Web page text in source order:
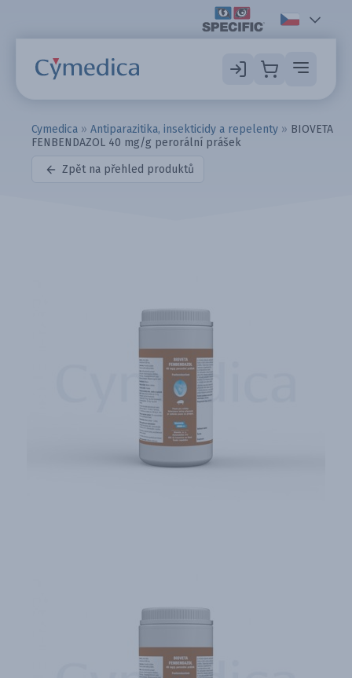
Cymedica » Antiparazitika, insekticidy a repelenty » BIOVETA
FENBENDAZOL 40 mg/g perorální prášek
Zpět na přehled produktů